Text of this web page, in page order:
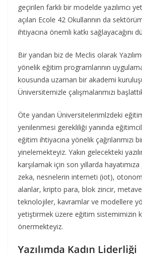
geçirilen farklı bir modelde yazılımcı
açılan Ecole 42 Okullarının da
ihtiyacına önemli katkı sağlayacağını
Bir yandan biz de Meclis olarak
yönelik eğitim programlarının
kousunda uzaman bir akademi
Üniversitemizle çalışmalarımızı
Öte yandan Üniversitelerimlzdeki
yenilenmesi gerekliliği yanında
eğitim ihtiyacına yönelik çağrılarımızı
yinelemekteyiz. Yakın gelecekteki
karşılamak için son yıllarda
zeka, nesnelerin interneti (iot),
alanlar, kripto para, blok zincir,
teknolojiler, kavramlar ve modellere
yetiştirmek üzere eğitim sistemimizin
önermekteyiz.
Yazılımda Kadın Liderliği